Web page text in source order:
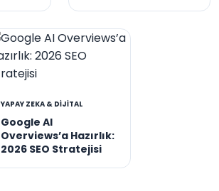
YAPAY ZEKA & DIJITAL
Google AI
Overviews’a Hazırlık:
2026 SEO Stratejisi